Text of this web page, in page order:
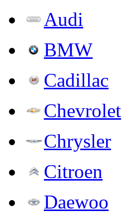
Audi
BMW
Cadillac
Chevrolet
Chrysler
Citroen
Daewoo